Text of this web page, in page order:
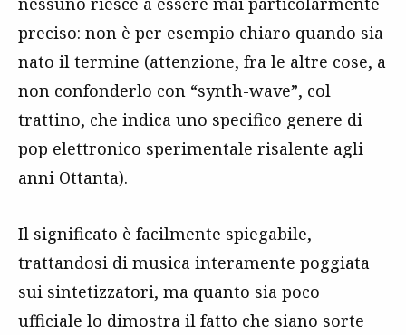
preciso: non è per esempio chiaro quando sia
nato il termine (attenzione, fra le altre cose, a
non confonderlo con “synth-wave”, col
trattino, che indica uno specifico genere di
pop elettronico sperimentale risalente agli
anni Ottanta).
Il significato è facilmente spiegabile,
trattandosi di musica interamente poggiata
sui sintetizzatori, ma quanto sia poco
ufficiale lo dimostra il fatto che siano sorte